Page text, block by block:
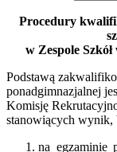
Procedury
w Zespole
Podstawą
ponadgimnazjalnej
Komisję
stanowiących wynik,
na egzaminie